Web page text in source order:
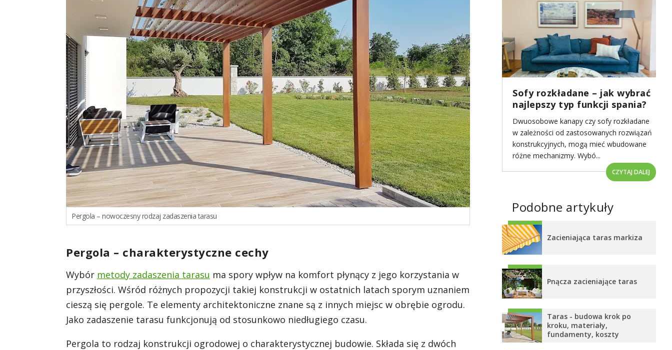
Pergola – nowoczesny rodzaj zadaszenia tarasu
Pergola – charakterystyczne cechy
Wybór metody zadaszenia tarasu ma spory wpływ na komfort płynący z jego korzystania w
przyszłości. Wśród różnych propozycji takiej konstrukcji w ostatnich latach sporym uznaniem
cieszą się pergole. Te elementy architektoniczne znane są z innych miejsc w obrębie ogrodu.
Jako zadaszenie tarasu funkcjonują od stosunkowo niedługiego czasu.
Pergola to rodzaj konstrukcji ogrodowej o charakterystycznej budowie. Składa się z dwóch
Sofy rozkładane – jak wybrać
najlepszy typ funkcji spania?
Dwuosobowe kanapy czy sofy rozkładane
w zależności od zastosowanych rozwiązań
konstrukcyjnych, mogą mieć wbudowane
różne mechanizmy. Wybó...
CZYTAJ DALEJ
Podobne artykuły
Zacieniająca taras markiza
Pnącza zacieniające taras
Taras - budowa krok po
kroku, materiały,
fundamenty, koszty